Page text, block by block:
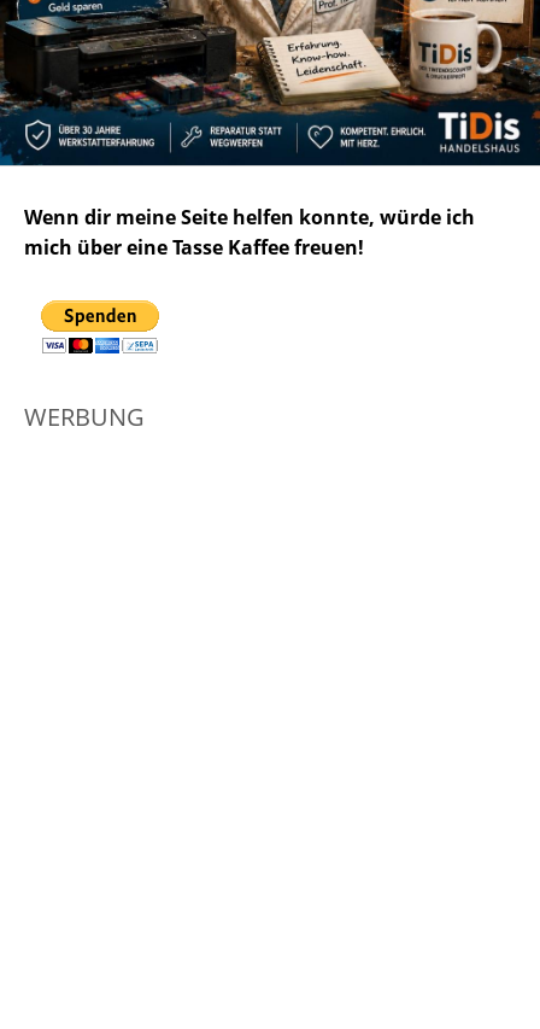
Wenn dir meine Seite helfen konnte, würde ich
mich über eine Tasse Kaffee freuen!
WERBUNG